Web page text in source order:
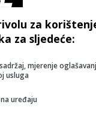
pohvalio
nakon američkih
za
za sljedeće:
mjerenje
usluga
uređaju